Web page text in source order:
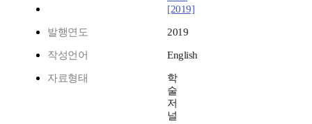
[2019]
발행연도 2019
작성언어 English
자료형태
학
술
저
널